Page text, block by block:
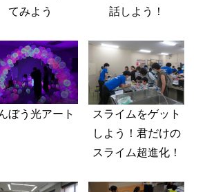
てみよう
話しよう！
ぼう光アート
スライムをゲット
しよう！君だけの
スライム超進化！